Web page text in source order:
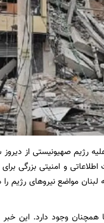
رژیم صهیونیستی از دیروز
و امنیتی بزرگی برای
مواضع نیروهای رژیم
همچنان وجود دارد. این